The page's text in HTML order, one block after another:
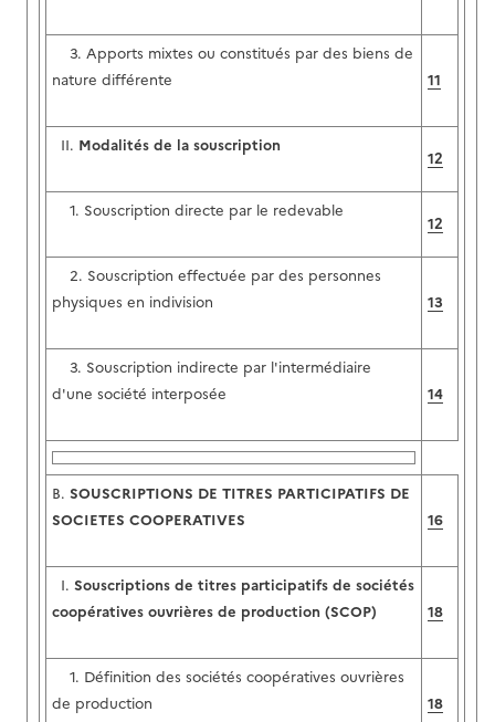
3. Apports mixtes ou constitués par des biens de
nature différente
11
II. Modalités de la souscription
12
1. Souscription directe par le redevable
12
2. Souscription effectuée par des personnes
physiques en indivision
13
3. Souscription indirecte par l'intermédiaire
d'une société interposée
14
B. SOUSCRIPTIONS DE TITRES PARTICIPATIFS DE
SOCIETES COOPERATIVES
16
I. Souscriptions de titres participatifs de sociétés
coopératives ouvrières de production (SCOP)
18
1. Définition des sociétés coopératives ouvrières
de production
18